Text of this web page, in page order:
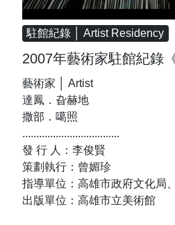
駐館紀錄 │ Artist Residency
藝術家 │ Artist
達鳳．旮赫地
撒部．噶照
...................................
發 行 人：李俊賢
策劃執行：曾媚珍
指導單位：高雄市政府文化局
出版單位：高雄市立美術館